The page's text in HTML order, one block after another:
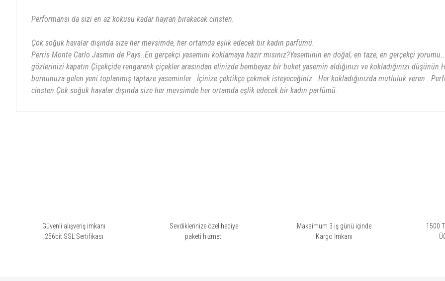
Performansı da sizi en az kokusu kadar hayran bırakacak cinsten.
Çok soğuk havalar dışında size her mevsimde, her ortamda eşlik edecek bir kadın parfümü.
Perris Monte Carlo Jasmin de Pays..En gerçekçi yasemini koklamaya hazır mısınız?Yaseminin en doğal, en taze, en gerçekçi
gözlerinizi kapatın.Çiçekçide rengarenk çiçekler arasından elinizde bembeyaz bir buket yasemin aldığınızı ve kokladığınızı
burnunuza gelen yeni toplanmış taptaze yaseminler...İçinize çektikçe çekmek isteyeceğiniz...Her kokladığınızda mutluluk
cinsten.Çok soğuk havalar dışında size her mevsimde her ortamda eşlik edecek bir kadın parfümü.
Tam bir yasemin
Güvenli alışveriş imkanı
256bit SSL Sertifikası
Sevdiklerinize özel hediye
paketi hizmeti
Maksimum 3 iş günü içinde
Kargo İmkanı
1500